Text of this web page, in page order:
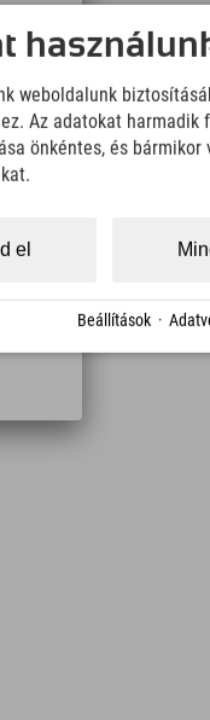
weboldalunk
Az adatokat harmadik
önkéntes, és bármikor
el
Beállítások ·